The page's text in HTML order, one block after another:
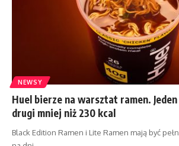
NEWSY
Huel bierze na warsztat ramen.
drugi mniej niż 230 kcal
Black Edition Ramen i Lite Ramen mają być